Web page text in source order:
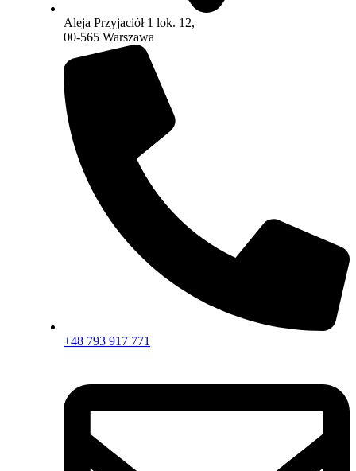
Aleja Przyjaciół 1 lok. 12,
00-565 Warszawa
+48 793 917 771